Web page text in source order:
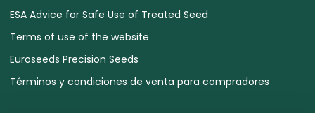
ESA Advice for Safe Use of Treated Seed
Terms of use of the website
Euroseeds Precision Seeds
Términos y condiciones de venta para compradores